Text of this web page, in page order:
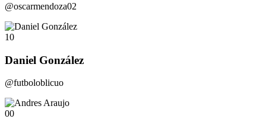
@oscarmendoza02
10
Daniel González
@futboloblicuo
00